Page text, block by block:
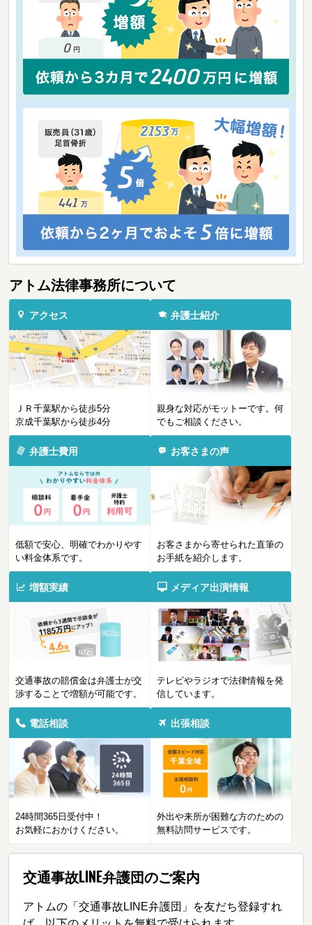
アトム法律事務所について
アクセス
ＪＲ千葉駅から徒歩5分
京成千葉駅から徒歩4分
弁護士紹介
親身な対応がモットーです。何
でもご相談ください。
弁護士費用
低額で安心、明確でわかりやす
い料金体系です。
お客さまの声
お客さまから寄せられた直筆の
お手紙を紹介します。
増額実績
交通事故の賠償金は弁護士が交
渉することで増額が可能です。
メディア出演情報
テレビやラジオで法律情報を発
信しています。
電話相談
24時間365日受付中！
お気軽におかけください。
出張相談
外出や来所が困難な方のための
無料訪問サービスです。
交通事故LINE弁護団のご案内
アトムの「交通事故LINE弁護団」を友だち登録すれ